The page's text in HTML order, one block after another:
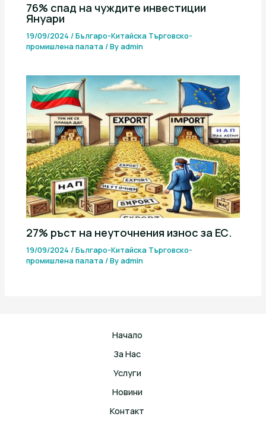
76% спад на чуждите инвестиции
Януари
19/09/2024/Българо-Китайска Търговско-
промишлена палaта/ Byadmin
27% ръст на неуточнения износ за ЕС.
19/09/2024/Българо-Китайска Търговско-
промишлена палaта/ Byadmin
Начало
За Нас
Услуги
Новини
Контакт